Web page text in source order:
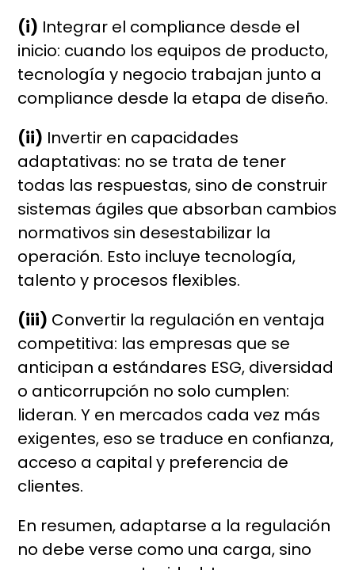
(i) Integrar el compliance desde el
inicio: cuando los equipos de producto,
tecnología y negocio trabajan junto a
compliance desde la etapa de diseño.
(ii) Invertir en capacidades
adaptativas: no se trata de tener
todas las respuestas, sino de construir
sistemas ágiles que absorban cambios
normativos sin desestabilizar la
operación. Esto incluye tecnología,
talento y procesos flexibles.
(iii) Convertir la regulación en ventaja
competitiva: las empresas que se
anticipan a estándares ESG, diversidad
o anticorrupción no solo cumplen:
lideran. Y en mercados cada vez más
exigentes, eso se traduce en confianza,
acceso a capital y preferencia de
clientes.
En resumen, adaptarse a la regulación
no debe verse como una carga, sino